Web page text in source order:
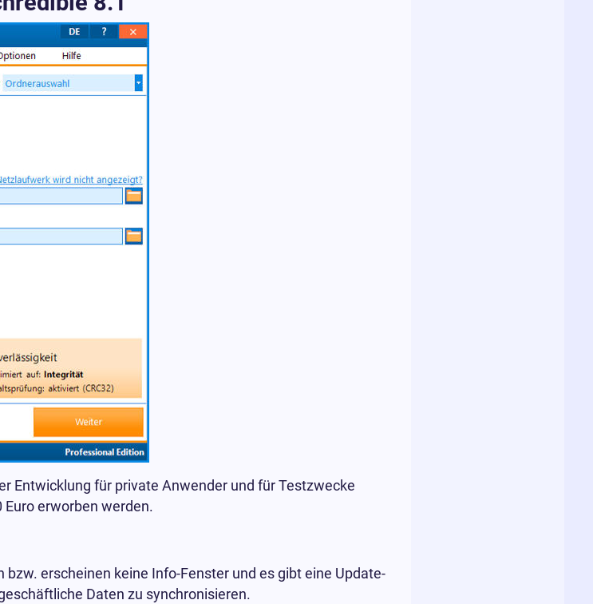
Entwicklung für private Anwender und für Testzwecke
Euro erworben werden.
erscheinen keine Info-Fenster und es gibt eine Update-
Daten zu synchronisieren.